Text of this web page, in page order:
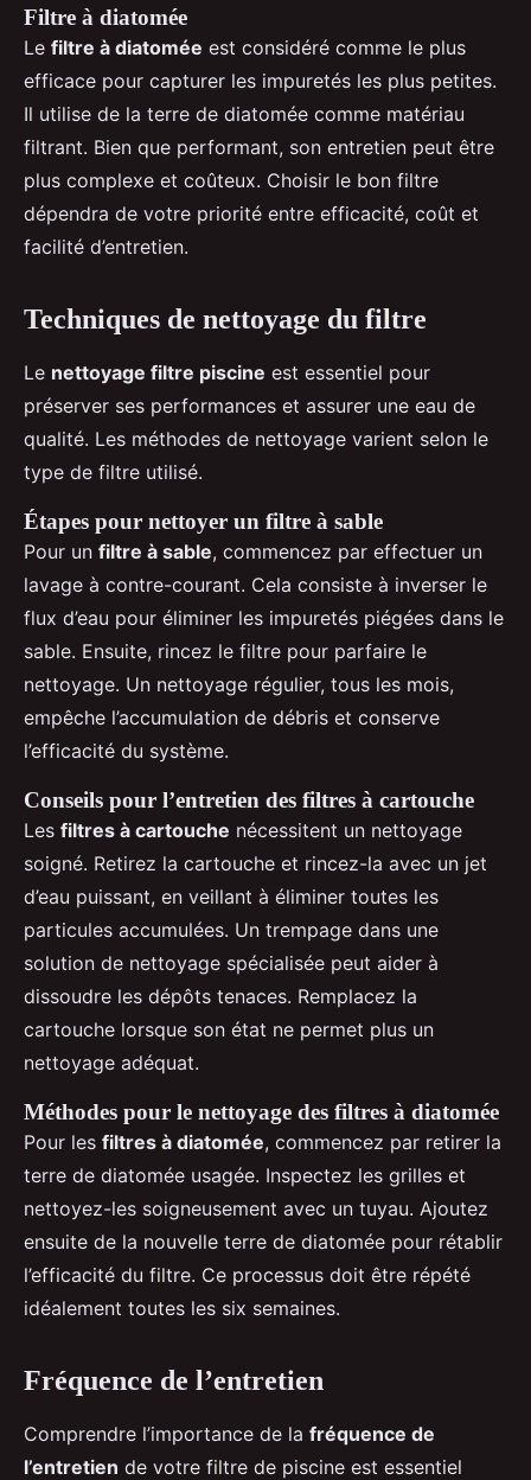
Filtre à diatomée
Le filtre à diatomée est considéré comme le plus
efficace pour capturer les impuretés les plus petites.
Il utilise de la terre de diatomée comme matériau
filtrant. Bien que performant, son entretien peut être
plus complexe et coûteux. Choisir le bon filtre
dépendra de votre priorité entre efficacité, coût et
facilité d’entretien.
Techniques de nettoyage du filtre
Le nettoyage filtre piscine est essentiel pour
préserver ses performances et assurer une eau de
qualité. Les méthodes de nettoyage varient selon le
type de filtre utilisé.
Étapes pour nettoyer un filtre à sable
Pour un filtre à sable, commencez par effectuer un
lavage à contre-courant. Cela consiste à inverser le
flux d’eau pour éliminer les impuretés piégées dans le
sable. Ensuite, rincez le filtre pour parfaire le
nettoyage. Un nettoyage régulier, tous les mois,
empêche l’accumulation de débris et conserve
l’efficacité du système.
Conseils pour l’entretien des filtres à cartouche
Les filtres à cartouche nécessitent un nettoyage
soigné. Retirez la cartouche et rincez-la avec un jet
d’eau puissant, en veillant à éliminer toutes les
particules accumulées. Un trempage dans une
solution de nettoyage spécialisée peut aider à
dissoudre les dépôts tenaces. Remplacez la
cartouche lorsque son état ne permet plus un
nettoyage adéquat.
Méthodes pour le nettoyage des filtres à diatomée
Pour les filtres à diatomée, commencez par retirer la
terre de diatomée usagée. Inspectez les grilles et
nettoyez-les soigneusement avec un tuyau. Ajoutez
ensuite de la nouvelle terre de diatomée pour rétablir
l’efficacité du filtre. Ce processus doit être répété
idéalement toutes les six semaines.
Fréquence de l’entretien
Comprendre l’importance de la fréquence de
l’entretien de votre filtre de piscine est essentiel